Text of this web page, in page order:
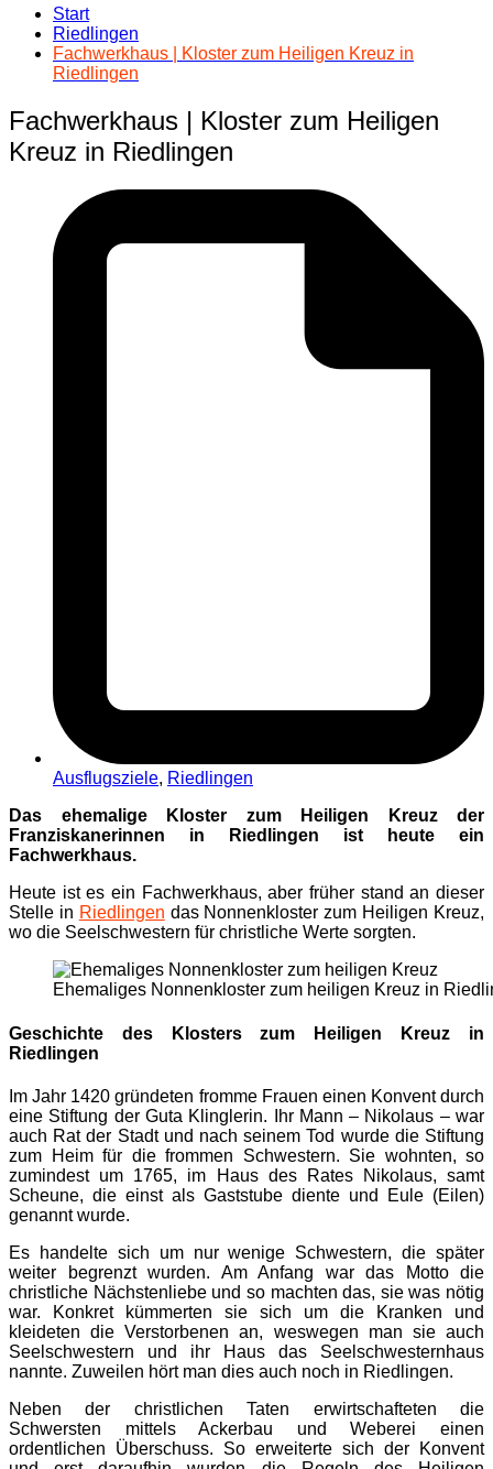
Start
Riedlingen
Fachwerkhaus | Kloster zum Heiligen Kreuz in
Riedlingen
Fachwerkhaus | Kloster zum Heiligen
Kreuz in Riedlingen
Ausflugsziele, Riedlingen
Das ehemalige Kloster zum Heiligen Kreuz der
Franziskanerinnen in Riedlingen ist heute ein
Fachwerkhaus.
Heute ist es ein Fachwerkhaus, aber früher stand an dieser
Stelle in Riedlingen das Nonnenkloster zum Heiligen Kreuz,
wo die Seelschwestern für christliche Werte sorgten.
Ehemaliges Nonnenkloster zum heiligen Kreuz in
Geschichte des Klosters zum Heiligen Kreuz in
Riedlingen
Im Jahr 1420 gründeten fromme Frauen einen Konvent durch
eine Stiftung der Guta Klinglerin. Ihr Mann – Nikolaus – war
auch Rat der Stadt und nach seinem Tod wurde die Stiftung
zum Heim für die frommen Schwestern. Sie wohnten, so
zumindest um 1765, im Haus des Rates Nikolaus, samt
Scheune, die einst als Gaststube diente und Eule (Eilen)
genannt wurde.
Es handelte sich um nur wenige Schwestern, die später
weiter begrenzt wurden. Am Anfang war das Motto die
christliche Nächstenliebe und so machten das, sie was nötig
war. Konkret kümmerten sie sich um die Kranken und
kleideten die Verstorbenen an, weswegen man sie auch
Seelschwestern und ihr Haus das Seelschwesternhaus
nannte. Zuweilen hört man dies auch noch in Riedlingen.
Neben der christlichen Taten erwirtschafteten die
Schwersten mittels Ackerbau und Weberei einen
ordentlichen Überschuss. So erweiterte sich der Konvent